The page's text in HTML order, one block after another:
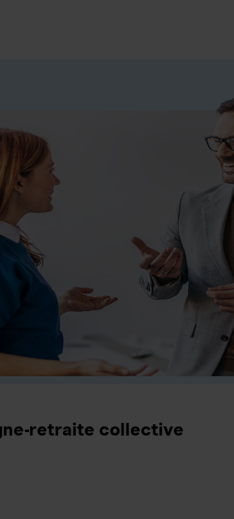
retraite collective